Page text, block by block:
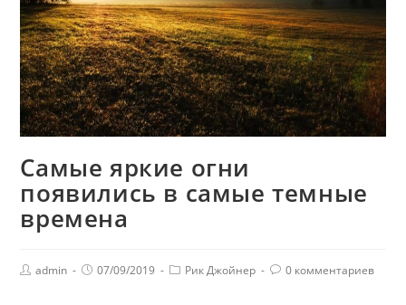
Самые яркие огни
появились в самые темные
времена
admin 07/09/2019 Рик Джойнер 0 комментариев